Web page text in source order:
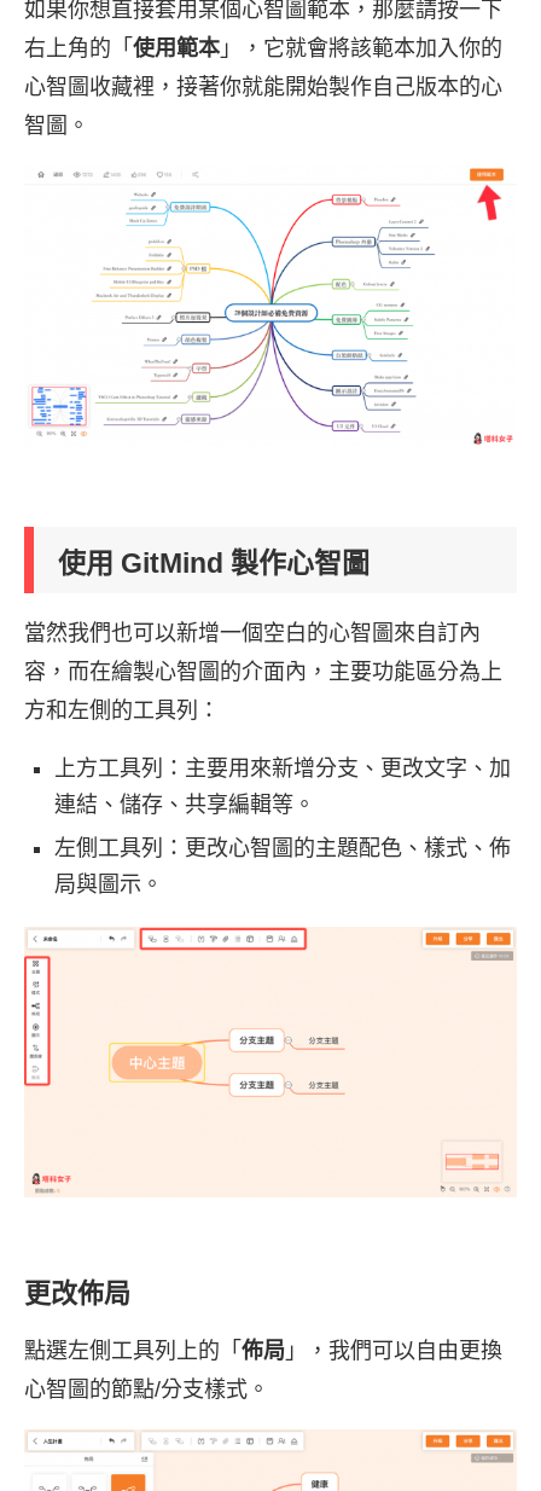
如果你想直接套用某個心智圖範本，那麼請按一下
右上角的「 使用範本 」，它就會將該範本加入你的
心智圖收藏裡，接著你就能開始製作自己版本的心
智圖。
使用 GitMind 製作心智圖
當然我們也可以新增一個空白的心智圖來自訂內
容，而在繪製心智圖的介面內，主要功能區分為上
方和左側的工具列：
上方工具列：主要用來新增分支、更改文字、加
連結、儲存、共享編輯等。
左側工具列：更改心智圖的主題配色、樣式、佈
局與圖示。
更改佈局
點選左側工具列上的「 佈局 」，我們可以自由更換
心智圖的節點/分支樣式。